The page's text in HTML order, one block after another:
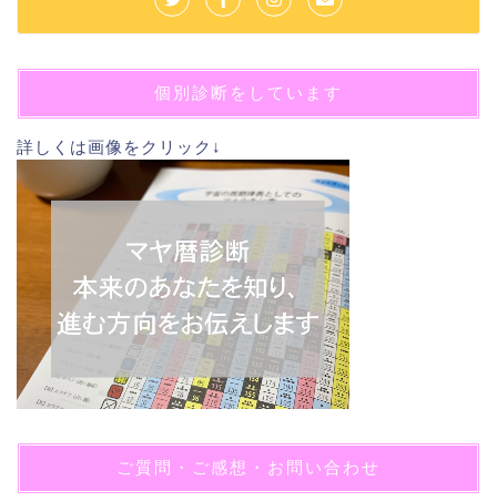
個別診断をしています
詳しくは画像をクリック↓
ご質問・ご感想・お問い合わせ